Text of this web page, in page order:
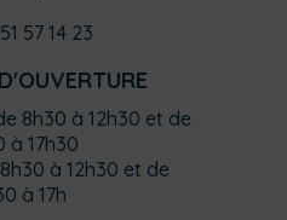
57 14 23
8h30 à 12h30 et de
à 17h30
à 12h30 et de
à 17h